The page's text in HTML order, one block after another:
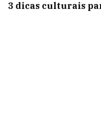
3 dicas culturais